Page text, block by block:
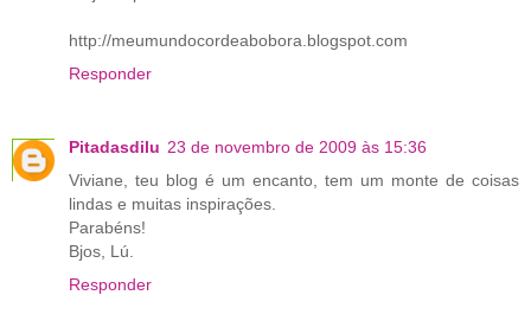
http://meumundocordeabobora.blogspot.com
Responder
Pitadasdilu 23 de novembro de 2009 às 15:36
Viviane, teu blog é um encanto, tem um monte de coisas
lindas e muitas inspirações.
Parabéns!
Bjos, Lú.
Responder